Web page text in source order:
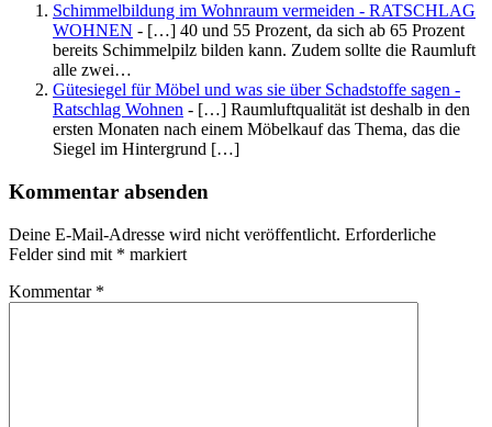
Schimmelbildung im Wohnraum vermeiden - RATSCHLAG
WOHNEN - […] 40 und 55 Prozent, da sich ab 65 Prozent
bereits Schimmelpilz bilden kann. Zudem sollte die Raumluft
alle zwei…
Gütesiegel für Möbel und was sie über Schadstoffe sagen -
Ratschlag Wohnen - […] Raumluftqualität ist deshalb in den
ersten Monaten nach einem Möbelkauf das Thema, das die
Siegel im Hintergrund […]
Kommentar absenden
Deine E-Mail-Adresse wird nicht veröffentlicht. Erforderliche
Felder sind mit * markiert
Kommentar *